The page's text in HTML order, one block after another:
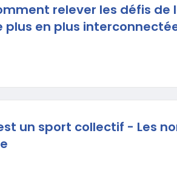
relever les défis de
plus en plus
un sport collectif - Les